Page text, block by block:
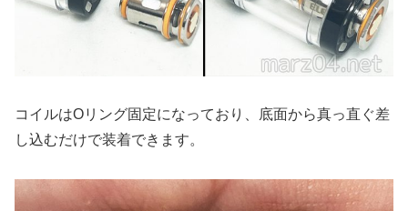
コイルはOリング固定になっており、底面から真っ直ぐ差
し込むだけで装着できます。